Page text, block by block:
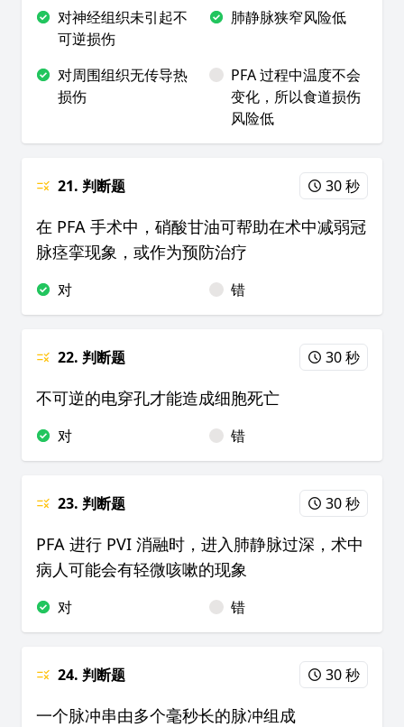
对神经组织未引起不
可逆损伤
肺静脉狭窄风险低
对周围组织无传导热
损伤
PFA 过程中温度不会
变化，所以食道损伤
风险低
21. 判断题 30 秒
在 PFA 手术中，硝酸甘油可帮助在术中减弱冠
脉痉挛现象，或作为预防治疗
对 错
22. 判断题 30 秒
不可逆的电穿孔才能造成细胞死亡
对 错
23. 判断题 30 秒
PFA 进行 PVI 消融时，进入肺静脉过深，术中
病人可能会有轻微咳嗽的现象
对 错
24. 判断题 30 秒
一个脉冲串由多个毫秒长的脉冲组成